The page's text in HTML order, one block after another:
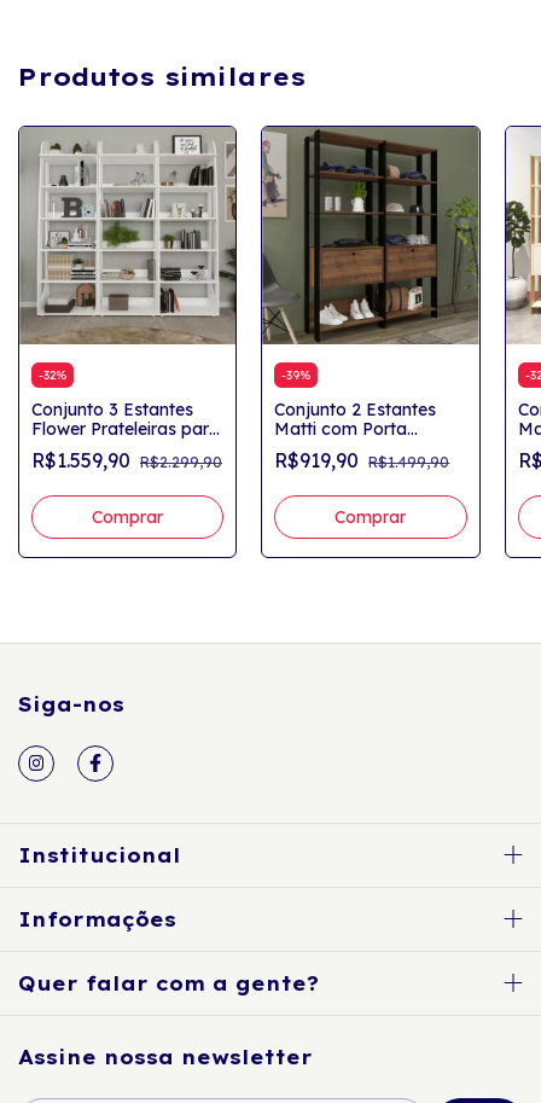
Produtos similares
-32%
Conjunto 3 Estantes
Flower Prateleiras para
Livros e Decorações
Branco
R$1.559,90 R$2.299,90
-39%
Conjunto 2 Estantes
Matti com Porta
Basculante Pinho/Preto
R$919,90 R$1.499,90
-32
Siga-nos
Institucional
Informações
Quer falar com a gente?
Assine nossa newsletter